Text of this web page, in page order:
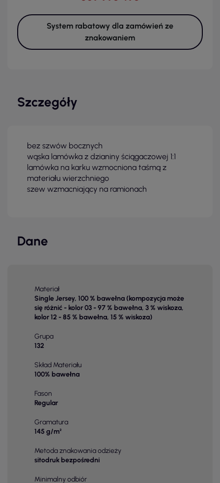
System rabatowy dla zamówień ze
znakowaniem
Szczegóły
bez szwów bocznych
wąska lamówka z dzianiny ściągaczowej 1:1
lamówka na karku wzmocniona taśmą z
materiału wierzchniego
szew wzmacniający na ramionach
Dane
Materiał
Single Jersey, 100 % bawełna (kompozycja może
się różnić - kolor 03 - 97 % bawełna, 3 % wiskoza,
kolor 12 - 85 % bawełna, 15 % wiskoza)
Grupa
132
Skład Materiału
100% bawełna
Fason
Regular
Gramatura
145 g/m²
Metoda znakowania odzieży
sitodruk bezpośredni
Minimalny odbiór